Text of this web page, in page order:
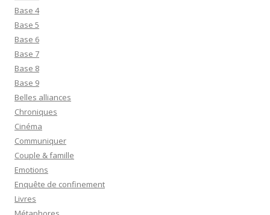
Base 4
Base 5
Base 6
Base 7
Base 8
Base 9
Belles alliances
Chroniques
Cinéma
Communiquer
Couple & famille
Emotions
Enquête de confinement
Livres